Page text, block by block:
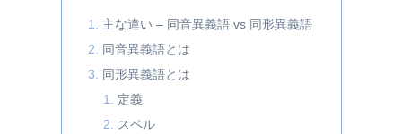
主な違い – 同音異義語 vs 同形異義語
同音異義語とは
同形異義語とは
定義
スペル